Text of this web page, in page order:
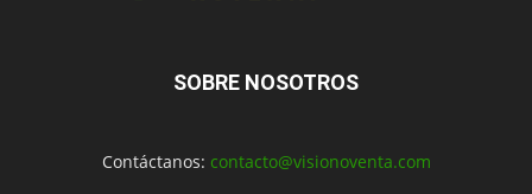
SOBRE NOSOTROS
Contáctanos: contacto@visionoventa.com